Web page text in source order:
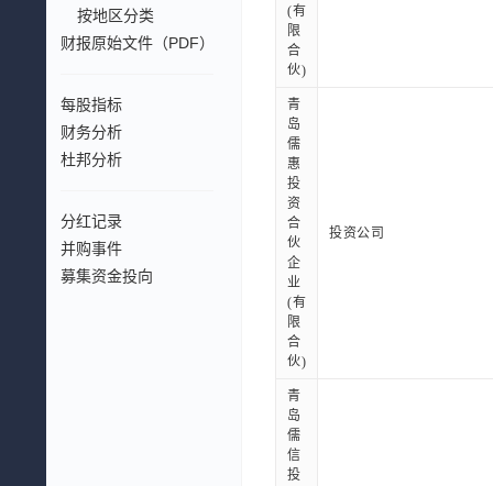
按地区分类
财报原始文件（PDF）
每股指标
财务分析
杜邦分析
分红记录
并购事件
募集资金投向
(有
限
合
伙)
青
岛
儒
惠
投
资
合
伙
企
业
(有
限
合
伙)
投资公司
青
岛
儒
信
投